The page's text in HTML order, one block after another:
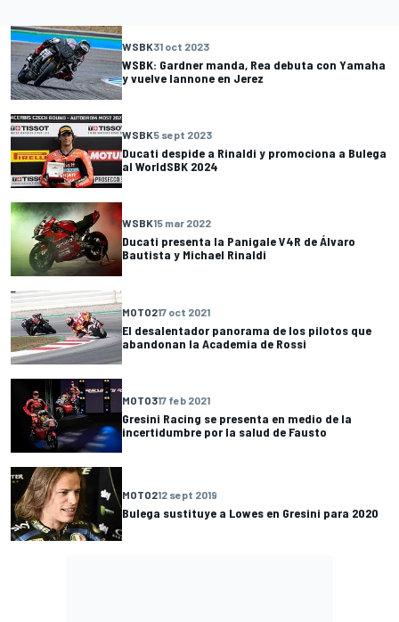
WSBK31 oct 2023
WSBK: Gardner manda, Rea debuta con Yamaha
y vuelve Iannone en Jerez
WSBK5 sept 2023
Ducati despide a Rinaldi y promociona a Bulega
al WorldSBK 2024
WSBK15 mar 2022
Ducati presenta la Panigale V4R de Álvaro
Bautista y Michael Rinaldi
MOTO217 oct 2021
El desalentador panorama de los pilotos que
abandonan la Academia de Rossi
MOTO317 feb 2021
Gresini Racing se presenta en medio de la
incertidumbre por la salud de Fausto
MOTO212 sept 2019
Bulega sustituye a Lowes en Gresini para 2020